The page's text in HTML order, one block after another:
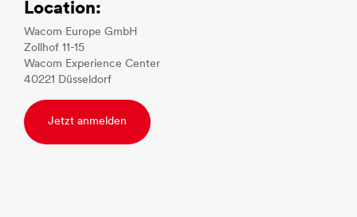
Location:
Wacom Europe GmbH
Zollhof 11-15
Wacom Experience Center
40221 Düsseldorf
Jetzt anmelden